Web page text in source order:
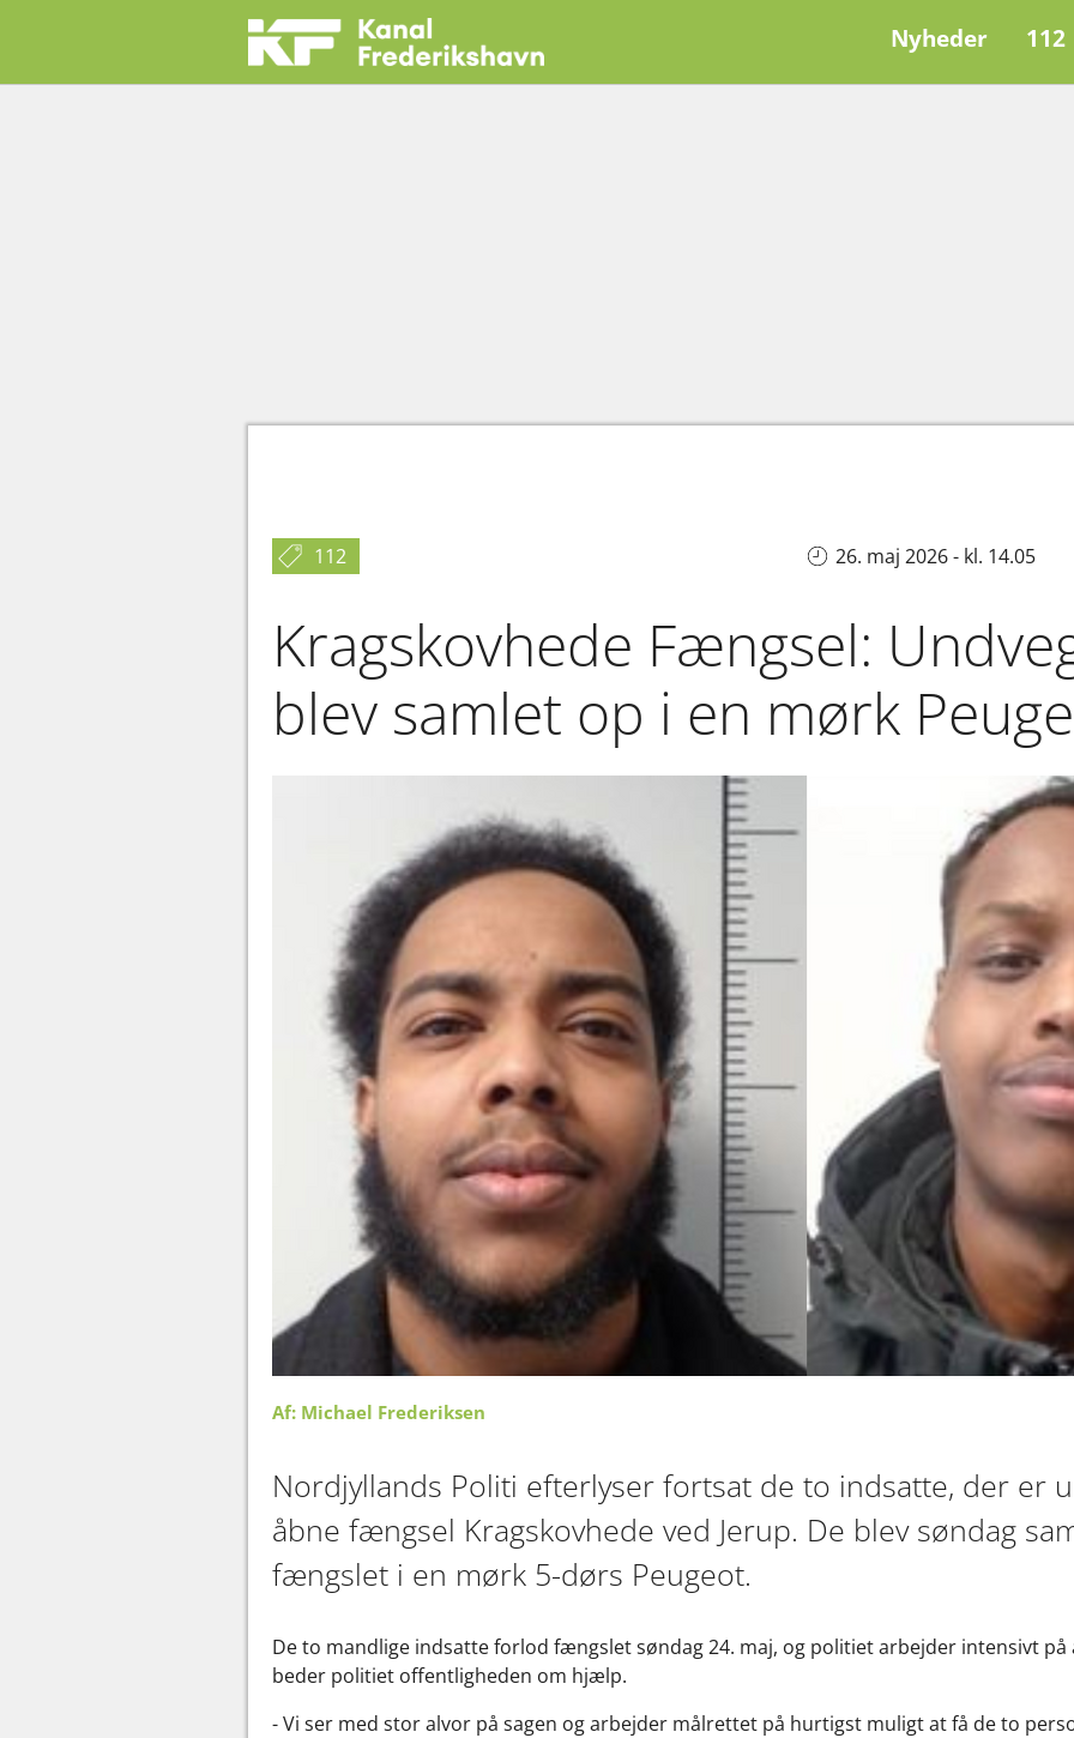
Nyheder 112
112 26. maj 2026 - kl. 14.05
Kragskovhede Fængsel:
blev samlet op i en mørk
Af: Michael Frederiksen
Nordjyllands Politi efterlyser fortsat de to indsatte, der er
åbne fængsel Kragskovhede ved Jerup. De blev søndag
fængslet i en mørk 5-dørs Peugeot.
De to mandlige indsatte forlod fængslet søndag 24. maj, og politiet arbejder intensivt på
beder politiet offentligheden om hjælp.
- Vi ser med stor alvor på sagen og arbejder målrettet på hurtigst muligt at få de to